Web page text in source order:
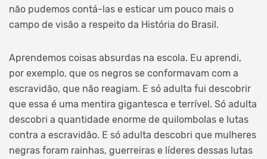
não pudemos contá-las e esticar um pouco mais o
campo de visão a respeito da História do Brasil.
Aprendemos coisas absurdas na escola. Eu aprendi,
por exemplo, que os negros se conformavam com a
escravidão, que não reagiam. E só adulta fui descobrir
que essa é uma mentira gigantesca e terrível. Só adulta
descobri a quantidade enorme de quilombolas e lutas
contra a escravidão. E só adulta descobri que mulheres
negras foram rainhas, guerreiras e líderes dessas lutas